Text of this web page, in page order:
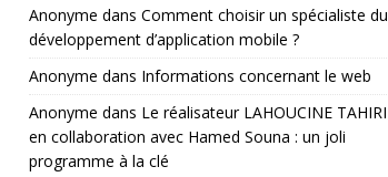
Anonyme dans Comment choisir un spécialiste du
développement d’application mobile ?
Anonyme dans Informations concernant le web
Anonyme dans Le réalisateur LAHOUCINE TAHIRI
en collaboration avec Hamed Souna : un joli
programme à la clé